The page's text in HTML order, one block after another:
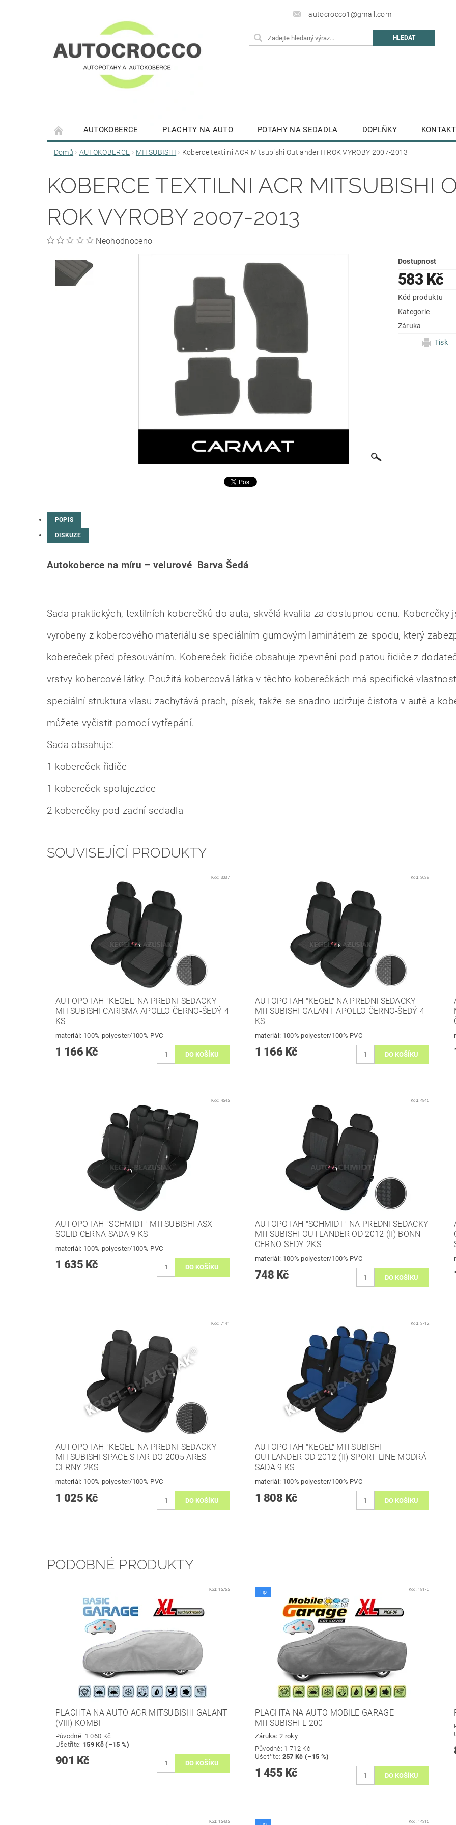
autocrocco1@gmail.com
AUTOKOBERCE PLACHTY NA AUTO POTAHY NA SEDADLA DOPLŇKY
Domů AUTOKOBERCE MITSUBISHI Koberce textilni ACR Mitsubishi Outlander II ROK VYROBY 2007-2013
KOBERCE TEXTILNI ACR MITSUBISHI
ROK VYROBY 2007-2013
Neohodnoceno
Dostupnost
583 Kč
Kód produktu
Kategorie
Záruka
Tisk
POPIS
DISKUZE
Autokoberce na míru – velurové Barva Šedá
Sada praktických, textilních koberečků do auta, skvělá kvalita za dostupnou cenu. Koberečky
vyrobeny z kobercového materiálu se speciálním gumovým laminátem ze spodu, který
kobereček před přesouváním. Kobereček řidiče obsahuje zpevnění pod patou řidiče z
vrstvy kobercové látky. Použitá kobercová látka v těchto koberečkách má specifické
speciální struktura vlasu zachytává prach, písek, takže se snadno udržuje čistota v autě a
můžete vyčistit pomocí vytřepání.
Sada obsahuje:
1 kobereček řidiče
1 kobereček spolujezdce
2 koberečky pod zadní sedadla
SOUVISEJÍCÍ PRODUKTY
Kód: 3037
AUTOPOTAH "KEGEL" NA PREDNI SEDACKY
MITSUBISHI CARISMA APOLLO ČERNO-ŠEDÝ 4
KS
materiál: 100% polyester/100% PVC
1 166 Kč
Kód: 3038
AUTOPOTAH "KEGEL" NA PREDNI SEDACKY
MITSUBISHI GALANT APOLLO ČERNO-ŠEDÝ 4
KS
materiál: 100% polyester/100% PVC
1 166 Kč
Kód: 4545
AUTOPOTAH "SCHMIDT" MITSUBISHI ASX
SOLID CERNA SADA 9 KS
materiál: 100% polyester/100% PVC
1 635 Kč
Kód: 4846
AUTOPOTAH "SCHMIDT" NA PREDNI SEDACKY
MITSUBISHI OUTLANDER OD 2012 (II) BONN
CERNO-SEDY 2KS
materiál: 100% polyester/100% PVC
748 Kč
Kód: 7141
AUTOPOTAH "KEGEL" NA PREDNI SEDACKY
MITSUBISHI SPACE STAR DO 2005 ARES
CERNY 2KS
materiál: 100% polyester/100% PVC
1 025 Kč
Kód: 3712
AUTOPOTAH "KEGEL" MITSUBISHI
OUTLANDER OD 2012 (II) SPORT LINE MODRÁ
SADA 9 KS
materiál: 100% polyester/100% PVC
1 808 Kč
PODOBNÉ PRODUKTY
Kód: 15765
PLACHTA NA AUTO ACR MITSUBISHI GALANT
(VIII) KOMBI
Původně: 1 060 Kč
Ušetříte: 159 Kč (–15 %)
901 Kč
Tip Kód: 18170
PLACHTA NA AUTO MOBILE GARAGE
MITSUBISHI L 200
Záruka: 2 roky
Původně: 1 712 Kč
Ušetříte: 257 Kč (–15 %)
1 455 Kč
Kód: 15435 Kód: 14316